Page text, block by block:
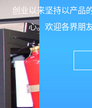
创业以来坚持以产品
心。欢迎各界朋